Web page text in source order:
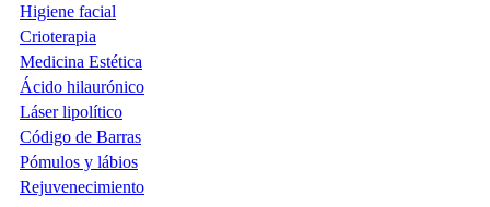
Higiene facial
Crioterapia
Medicina Estética
Ácido hilaurónico
Láser lipolítico
Código de Barras
Pómulos y lábios
Rejuvenecimiento